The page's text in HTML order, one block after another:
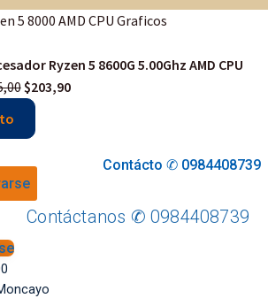
Ryzen 5 8600G 5.00Ghz AMD CPU
Original
price
was:
$203,90Current
Contácto ✆ 0984408739
Contáctanos ✆ 0984408739